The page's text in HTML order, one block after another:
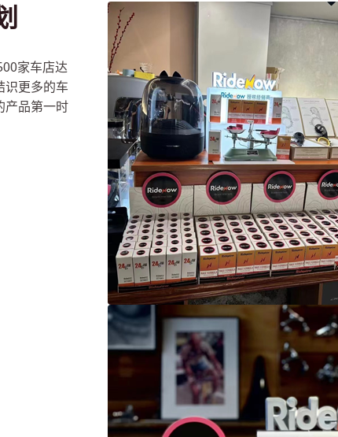
家车店达
识更多的车
产品第一时